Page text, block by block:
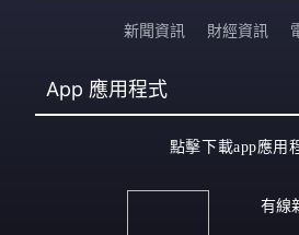
新聞資訊 財經資訊
App 應用程式
點擊下載app應用
有線